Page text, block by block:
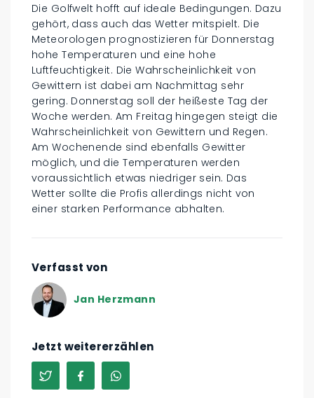
Die Golfwelt hofft auf ideale Bedingungen. Dazu
gehört, dass auch das Wetter mitspielt. Die
Meteorologen prognostizieren für Donnerstag
hohe Temperaturen und eine hohe
Luftfeuchtigkeit. Die Wahrscheinlichkeit von
Gewittern ist dabei am Nachmittag sehr
gering. Donnerstag soll der heißeste Tag der
Woche werden. Am Freitag hingegen steigt die
Wahrscheinlichkeit von Gewittern und Regen.
Am Wochenende sind ebenfalls Gewitter
möglich, und die Temperaturen werden
voraussichtlich etwas niedriger sein. Das
Wetter sollte die Profis allerdings nicht von
einer starken Performance abhalten.
Verfasst von
Jan Herzmann
Jetzt weitererzählen